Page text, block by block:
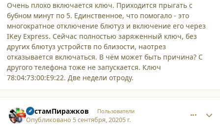
Очень плохо включается ключ. Приходится прыгать с
бубном минут по 5. Единственное, что помогало - это
многократное отключение блютуз и включение его через
IKey Express. Сейчас полностью заряженный ключ, без
других блютуз устройств по близости, наотрез
отказывается включаться. В чём может быть причина? С
другого телефона тоже не запускается. Ключ
78:04:73:00:E9:22. Две недели отроду.
РустамПиражков Пользователи
Опубликовано 5 сентября, 20205 г.